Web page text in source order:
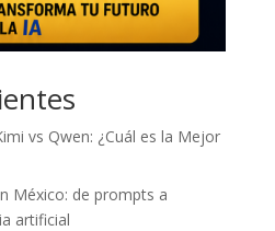
vs Qwen: ¿Cuál es la Mejor
México: de prompts a
artificial